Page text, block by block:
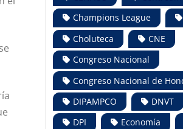
Champions League
Choluteca
CNE
Congreso Nacional
Congreso Nacional de
DIPAMPCO
DNVT
DPI
Economía